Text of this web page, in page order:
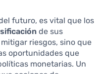
futuro, es vital que los
de sus
riesgos, sino que
oportunidades que
monetarias. Un